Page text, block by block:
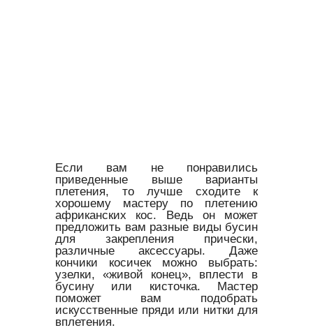
Если вам не понравились
приведенные выше варианты
плетения, то лучше сходите к
хорошему мастеру по плетению
африканских кос. Ведь он может
предложить вам разные виды бусин
для закрепления прически,
различные аксессуары. Даже
кончики косичек можно выбрать:
узелки, «живой конец», вплести в
бусину или кисточка. Мастер
поможет вам подобрать
искусственные пряди или нитки для
вплетения.